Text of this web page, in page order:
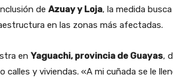
de Azuay y Loja, la medida
en las zonas más afectadas.
en Yaguachi, provincia de Guayas,
y viviendas. «A mi cuñada se le